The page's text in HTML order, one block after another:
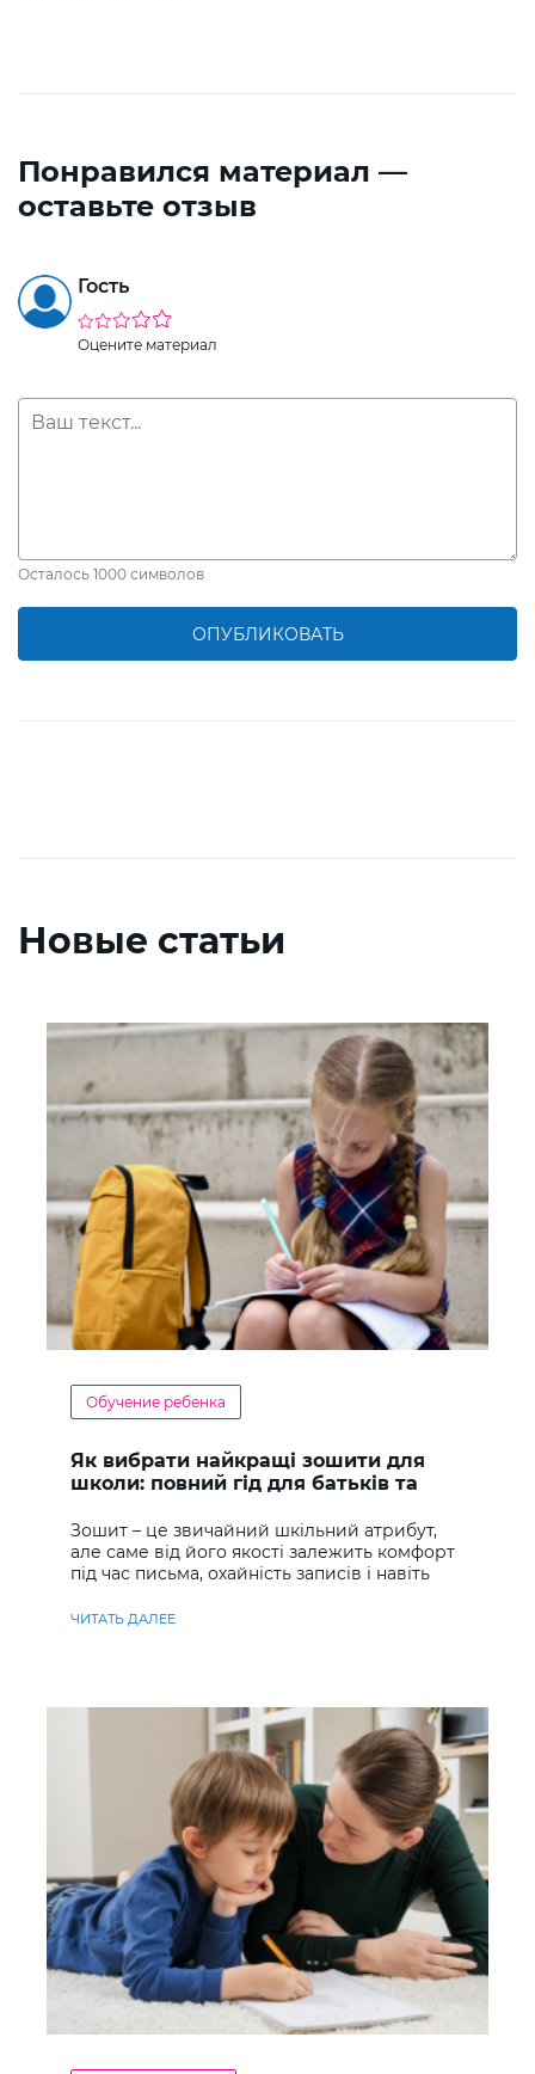
Понравился материал —
оставьте отзыв
Гость
Оцените материал
Осталось 1000 символов
ОПУБЛИКОВАТЬ
Новые статьи
Обучение ребенка
Як вибрати найкращі зошити для
школи: повний гід для батьків та
Зошит – це звичайний шкільний атрибут,
але саме від його якості залежить комфорт
під час письма, охайність записів і навіть
ЧИТАТЬ ДАЛЕЕ